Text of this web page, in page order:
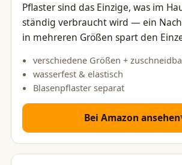
Pflaster sind das Einzige, was im
ständig verbraucht wird — ein
in mehreren Größen spart den
verschiedene Größen +
wasserfest & elastisch
Blasenpflaster separat
Bei Amazon